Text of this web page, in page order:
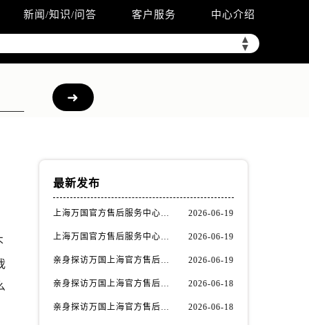
新闻/知识/问答 客户服务 中心介绍
▲
▼
最新发布
上海万国官方售后服务中心｜网点地址与官方联系电话权威信息公示（2026年6月最新） 2026-06-19
上海万国官方售后服务中心｜最新地址与客服热线权威信息公示（2026年6月最新） 2026-06-19
亲身探访万国上海官方售后服务中心｜全新维修门店地址及电话（2026年6月最新） 2026-06-19
亲身探访万国上海官方售后服务中心｜最新电话及地址（2026年6月最新） 2026-06-18
亲身探访万国上海官方售后服务中心｜网点地址与客服电话（2026年6月最新） 2026-06-18